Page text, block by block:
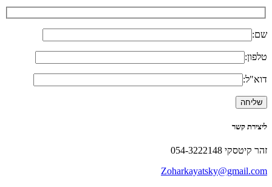
שם:
טלפון:
דוא"ל:
ליצירת קשר
זהר קיטסקי 054-3222148
Zoharkayatsky@gmail.com